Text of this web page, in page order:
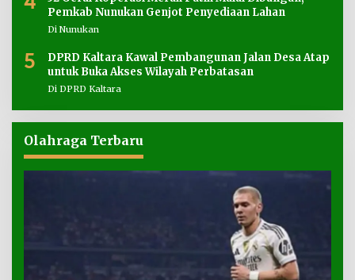
Pemkab Nunukan Genjot Penyediaan Lahan
Di Nunukan
5
DPRD Kaltara Kawal Pembangunan Jalan Desa Atap
untuk Buka Akses Wilayah Perbatasan
Di DPRD Kaltara
Olahraga Terbaru